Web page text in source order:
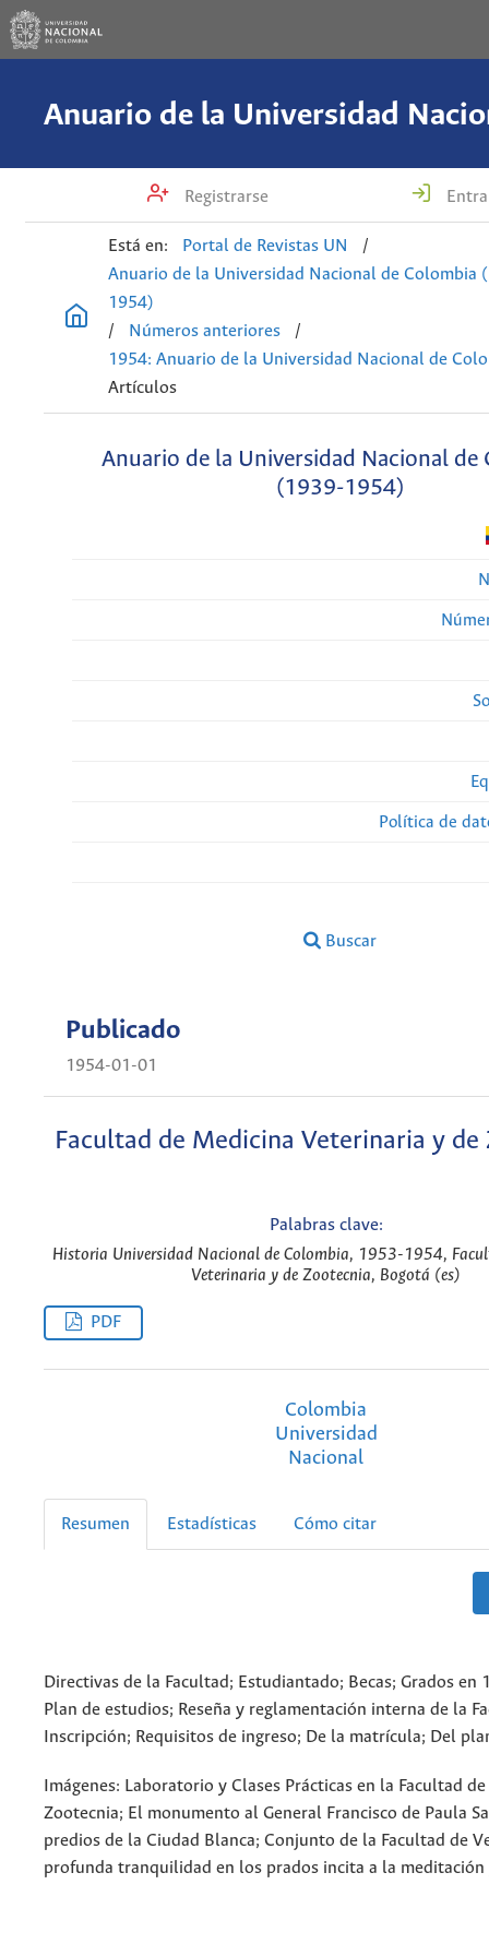
Registrarse
Está en: Portal de Revistas UN
/
Anuario de la Universidad Nacional de Colombia
1954)
/
Números anteriores
/
1954: Anuario de la Universidad Nacional de
Artículos
Anuario de la Universidad Nacional de
(1939-1954)
Política de
Buscar
Publicado
1954-01-01
Facultad de Medicina Veterinaria y de
Palabras clave:
Historia Universidad Nacional de Colombia, 1953-1954,
Veterinaria y de Zootecnia, Bogotá (es)
PDF
Colombia
Universidad
Nacional
Resumen Estadísticas Cómo citar
Directivas de la Facultad; Estudiantado; Becas; Grados en
Plan de estudios; Reseña y reglamentación interna de la
Inscripción; Requisitos de ingreso; De la matrícula; Del
Imágenes: Laboratorio y Clases Prácticas en la Facultad
Zootecnia; El monumento al General Francisco de Paula
predios de la Ciudad Blanca; Conjunto de la Facultad de
profunda tranquilidad en los prados incita a la